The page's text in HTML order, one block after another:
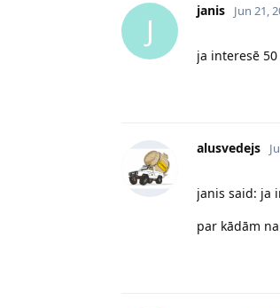
J
janis Jun 21,
ja interesē
alusvedejs
janis said: ja
par kādām